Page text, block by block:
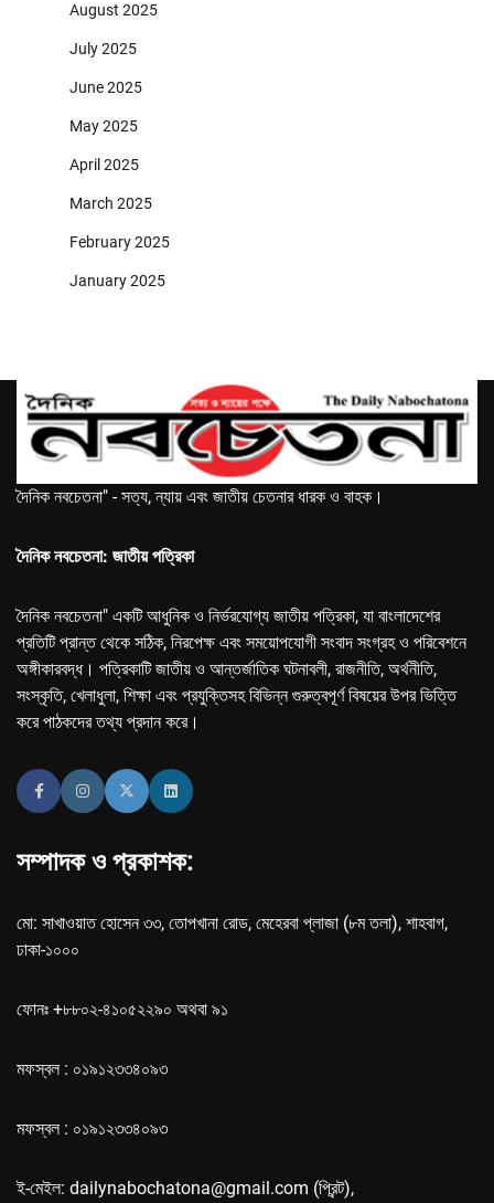
August 2025
July 2025
June 2025
May 2025
April 2025
March 2025
February 2025
January 2025
দৈনিক নবচেতনা" - সত্য, ন্যায় এবং জাতীয় চেতনার ধারক ও বাহক।
দৈনিক নবচেতনা: জাতীয় পত্রিকা
দৈনিক নবচেতনা" একটি আধুনিক ও নির্ভরযোগ্য জাতীয় পত্রিকা, যা বাংলাদেশের
প্রতিটি প্রান্ত থেকে সঠিক, নিরপেক্ষ এবং সময়োপযোগী সংবাদ সংগ্রহ ও পরিবেশনে
অঙ্গীকারবদ্ধ। পত্রিকাটি জাতীয় ও আন্তর্জাতিক ঘটনাবলী, রাজনীতি, অর্থনীতি,
সংস্কৃতি, খেলাধুলা, শিক্ষা এবং প্রযুক্তিসহ বিভিন্ন গুরুত্বপূর্ণ বিষয়ের উপর ভিত্তি
করে পাঠকদের তথ্য প্রদান করে।
সম্পাদক ও প্রকাশক:
মো: সাখাওয়াত হোসেন ৩৩, তোপখানা রোড, মেহেরবা প্লাজা (৮ম তলা), শাহবাগ,
ঢাকা-১০০০
ফোনঃ +৮৮০২-৪১০৫২২৯০ অথবা ৯১
মফস্বল : ০১৯১২৩৩৪০৯৩
মফস্বল : ০১৯১২৩৩৪০৯৩
ই-মেইল: dailynabochatona@gmail.com (প্রিন্ট),